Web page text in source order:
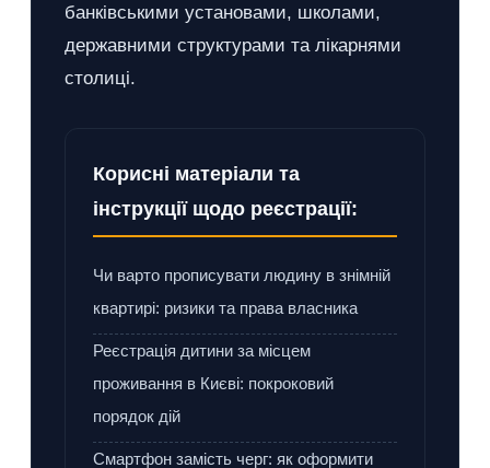
банківськими установами, школами,
державними структурами та лікарнями
столиці.
Корисні матеріали та
інструкції щодо реєстрації:
Чи варто прописувати людину в знімній
квартирі: ризики та права власника
Реєстрація дитини за місцем
проживання в Києві: покроковий
порядок дій
Смартфон замість черг: як оформити